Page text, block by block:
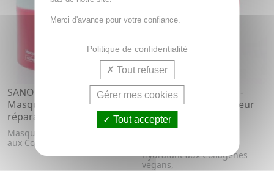
SANOFLORE Sublima -
Masque capillaire
réparateur bio 200ml
Masque Capillaire Réparateur
aux Collagènes vegans
SANOFLORE Sublima -
Shampooing réparateur
hydratant bio eco
recharge 400ml
Hydratant aux Collagènes
vegans,
Merci d'avance pour votre confiance.
Politique de confidentialité
Tout refuser
Gérer mes cookies
Tout accepter